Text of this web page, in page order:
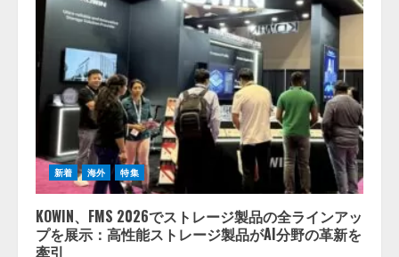
新着 海外 特集
KOWIN、FMS 2026でストレージ製品の全ラインアッ
プを展示：高性能ストレージ製品がAI分野の革新を
牽引